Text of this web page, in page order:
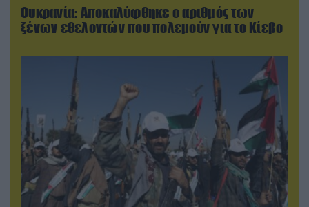
Ουκρανία: Αποκαλύφθηκε ο αριθμός των
ξένων εθελοντών που πολεμούν για το Κίεβο